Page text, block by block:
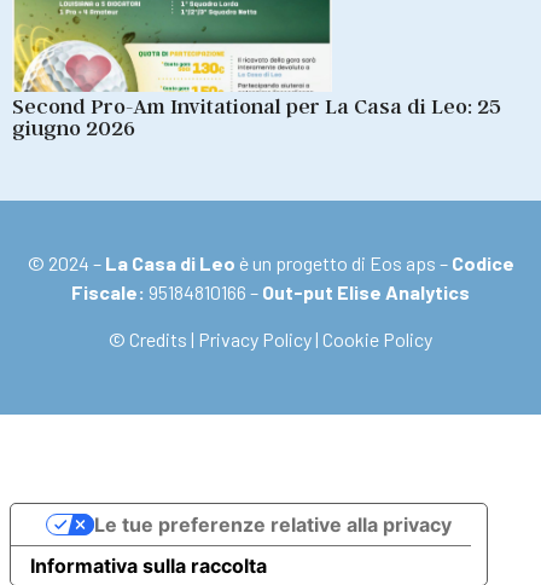
Second Pro-Am Invitational per La Casa di Leo: 25
giugno 2026
© 2024 – La Casa di Leo è un progetto di Eos aps – Codice
Fiscale: 95184810166 – Out-put Elise Analytics
© Credits | Privacy Policy | Cookie Policy
Informativa sulla raccolta
Le tue preferenze relative alla privacy